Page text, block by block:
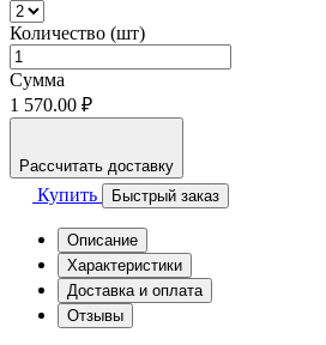
Количество (шт)
Сумма
1 570.00 ₽
Рассчитать доставку
Купить Быстрый заказ
Описание
Характеристики
Доставка и оплата
Отзывы